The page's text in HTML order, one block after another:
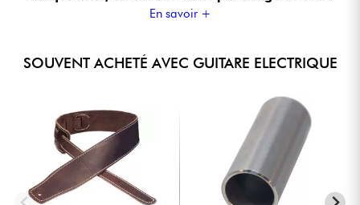
En savoir +
SOUVENT ACHETÉ AVEC GUITARE ELECTRIQUE